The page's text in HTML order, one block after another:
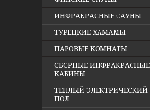
ИНФРАКРАСНЫЕ САУНЫ
ТУРЕЦКИЕ ХАМАМЫ
ПАРОВЫЕ КОМНАТЫ
СБОРНЫЕ ИНФРАКРАСНЫЕ
КАБИНЫ
ТЕПЛЫЙ ЭЛЕКТРИЧЕСКИЙ
ПОЛ